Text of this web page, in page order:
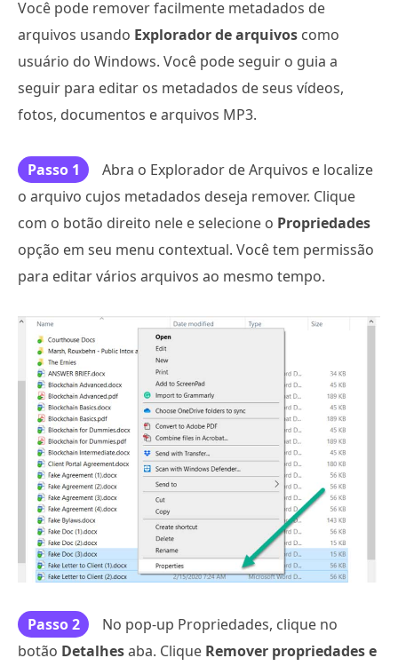
Você pode remover facilmente metadados de
arquivos usando Explorador de arquivos como
usuário do Windows. Você pode seguir o guia a
seguir para editar os metadados de seus vídeos,
fotos, documentos e arquivos MP3.
Passo 1
Abra o Explorador de Arquivos e localize
o arquivo cujos metadados deseja remover. Clique
com o botão direito nele e selecione o Propriedades
opção em seu menu contextual. Você tem permissão
para editar vários arquivos ao mesmo tempo.
Passo 2
No pop-up Propriedades, clique no
botão Detalhesaba. Clique Remover propriedades e